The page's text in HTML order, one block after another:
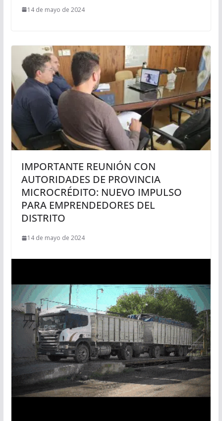
14 de mayo de 2024
IMPORTANTE REUNIÓN CON
AUTORIDADES DE PROVINCIA
MICROCRÉDITO: NUEVO IMPULSO
PARA EMPRENDEDORES DEL
DISTRITO
14 de mayo de 2024